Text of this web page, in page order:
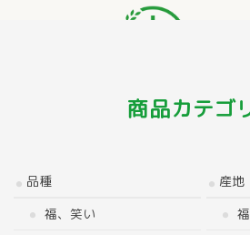
商品カテゴ
品種
福、笑い
産地